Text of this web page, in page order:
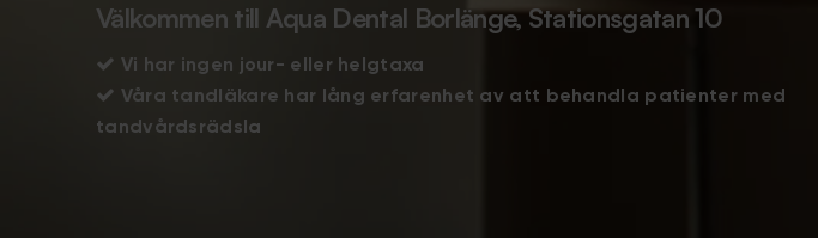
Välkommen till Aqua Dental Borlänge, Stationsgatan 10
 Vi har ingen jour- eller helgtaxa
 Våra tandläkare har lång erfarenhet av att behandla patienter med
tandvårdsrädsla